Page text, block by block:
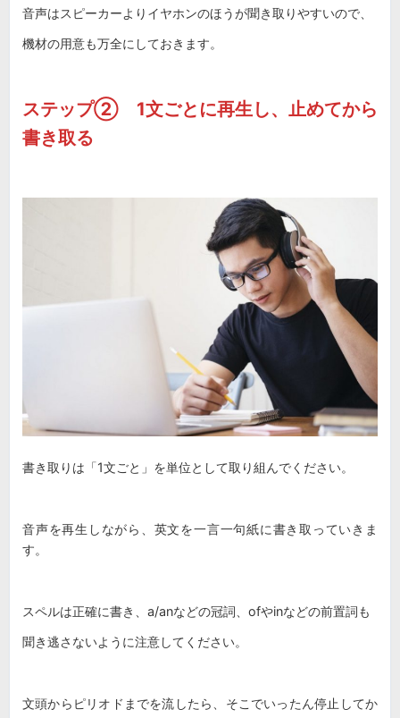
音声はスピーカーよりイヤホンのほうが聞き取りやすいので、
機材の用意も万全にしておきます。
ステップ② 1文ごとに再生し、止めてから
書き取る
書き取りは「1文ごと」を単位として取り組んでください。
音声を再生しながら、英文を一言一句紙に書き取っていきま
す。
スペルは正確に書き、a/anなどの冠詞、ofやinなどの前置詞も
聞き逃さないように注意してください。
文頭からピリオドまでを流したら、そこでいったん停止してか